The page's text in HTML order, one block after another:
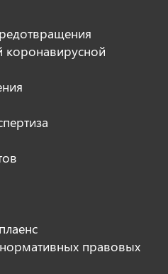
коронавирусной
правовых